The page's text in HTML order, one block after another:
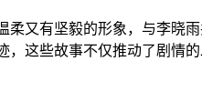
又有坚毅的形象，与李晓
这些故事不仅推动了剧情